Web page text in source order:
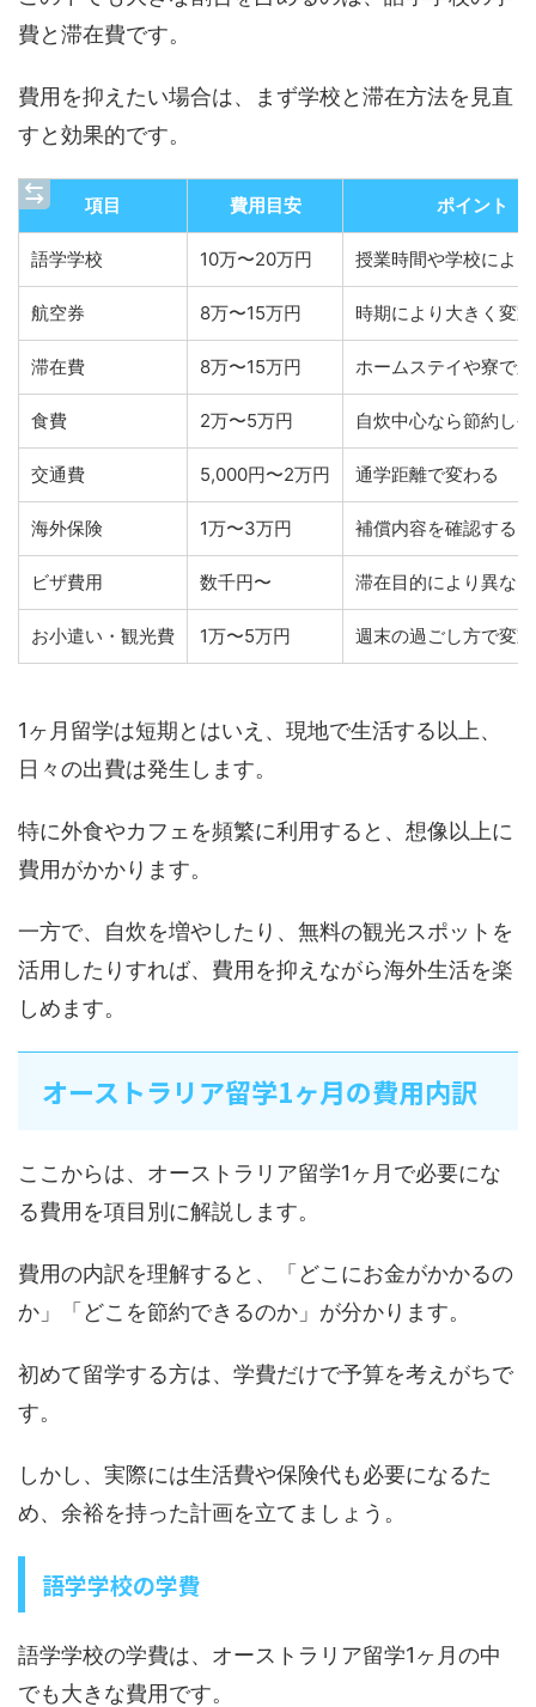
費と滞在費です。
費用を抑えたい場合は、まず学校と滞在方法を見直
すと効果的です。
項目 費用目安 ポイント
語学学校 10万〜20万円 授業時間や学校によ
航空券 8万〜15万円 時期により大きく変動
滞在費 8万〜15万円 ホームステイや寮で
食費 2万〜5万円 自炊中心なら節約し
交通費 5,000円〜2万円 通学距離で変わる
海外保険 1万〜3万円 補償内容を確認する
ビザ費用 数千円〜 滞在目的により異なる
お小遣い・観光費 1万〜5万円 週末の過ごし方で変動
1ヶ月留学は短期とはいえ、現地で生活する以上、
日々の出費は発生します。
特に外食やカフェを頻繁に利用すると、想像以上に
費用がかかります。
一方で、自炊を増やしたり、無料の観光スポットを
活用したりすれば、費用を抑えながら海外生活を楽
しめます。
オーストラリア留学1ヶ月の費用内訳
ここからは、オーストラリア留学1ヶ月で必要にな
る費用を項目別に解説します。
費用の内訳を理解すると、「どこにお金がかかるの
か」「どこを節約できるのか」が分かります。
初めて留学する方は、学費だけで予算を考えがちで
す。
しかし、実際には生活費や保険代も必要になるた
め、余裕を持った計画を立てましょう。
語学学校の学費
語学学校の学費は、オーストラリア留学1ヶ月の中
でも大きな費用です。